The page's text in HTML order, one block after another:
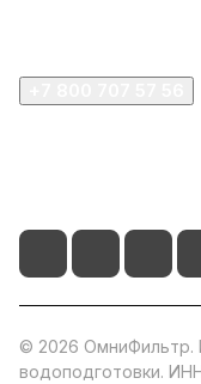
© 2026
водоподготовки.